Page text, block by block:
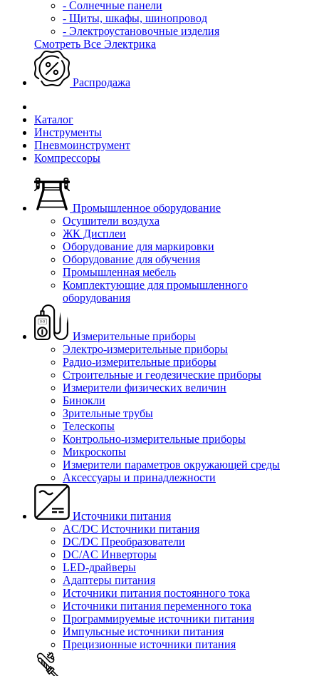
- Солнечные панели
- Щиты, шкафы, шинопровод
- Электроустановочные изделия
Смотреть Все Электрика
Распродажа
Каталог
Инструменты
Пневмоинструмент
Компрессоры
Промышленное оборудование
Осушители воздуха
ЖК Дисплеи
Оборудование для маркировки
Оборудование для обучения
Промышленная мебель
Комплектующие для промышленного
оборудования
Измерительные приборы
Электро-измерительные приборы
Радио-измерительные приборы
Строительные и геодезические приборы
Измерители физических величин
Бинокли
Зрительные трубы
Телескопы
Контрольно-измерительные приборы
Микроскопы
Измерители параметров окружающей среды
Аксессуары и принадлежности
Источники питания
AC/DC Источники питания
DC/DC Преобразователи
DC/AC Инверторы
LED-драйверы
Адаптеры питания
Источники питания постоянного тока
Источники питания переменного тока
Программируемые источники питания
Импульсные источники питания
Прецизионные источники питания